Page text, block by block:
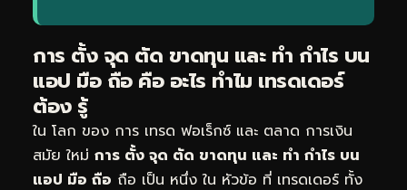
การ ตั้ง จุด ตัด ขาดทุน และ ทำ กำไร บน
แอป มือ ถือ คือ อะไร ทำไม เทรดเดอร์
ต้อง รู้
ใน โลก ของ การ เทรด ฟอเร็กซ์ และ ตลาด การเงิน
สมัย ใหม่ การ ตั้ง จุด ตัด ขาดทุน และ ทำ กำไร บน
แอป มือ ถือ ถือ เป็น หนึ่ง ใน หัวข้อ ที่ เทรดเดอร์ ทั้ง